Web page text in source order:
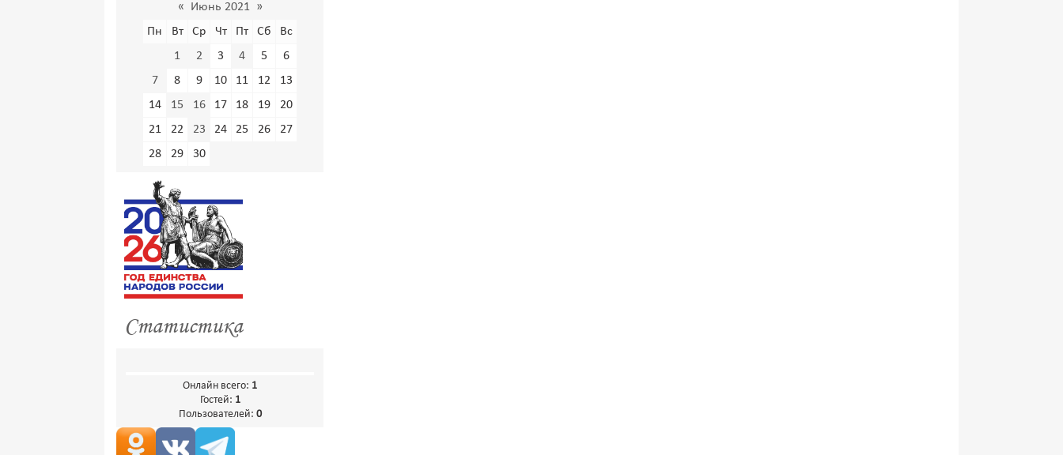
« Июнь 2021 »
Пн
Вт Ср Чт Пт Сб
Вс
1
2 3 4 5
6
7
8 9 10 11 12
13
14
15 16 17 18 19
20
21
22 23 24 25 26
27
28
29 30
Статистика
Онлайн всего: 1
Гостей: 1
Пользователей: 0